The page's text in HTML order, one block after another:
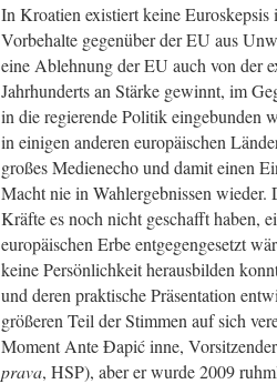
In Kroatien existiert keine
Vorbehalte gegenüber der EU aus
eine Ablehnung der EU auch von der
Jahrhunderts an Stärke gewinnt, im
in die regierende Politik eingebunden
in einigen anderen europäischen
großes Medienecho und damit einen
Macht nie in Wahlergebnissen wieder.
Kräfte es noch nicht geschafft haben,
europäischen Erbe entgegengesetzt
keine Persönlichkeit herausbilden
und deren praktische Präsentation
größeren Teil der Stimmen auf sich
Moment Ante Đapić inne,
prava, HSP), aber er wurde 2009